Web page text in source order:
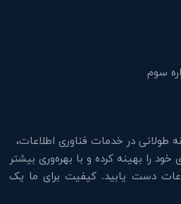
در خدمات فناوری اطلاعات،
را بهینه کرده و با بهره‌وری بیشتر
دست یابید. کیفیت برای ما یک